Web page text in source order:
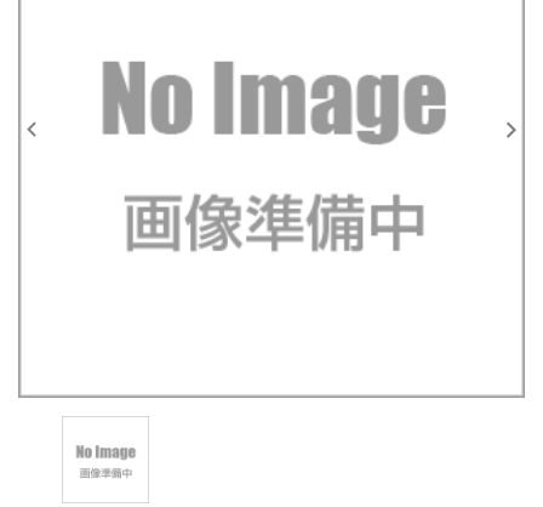
カプセルトイ
レンタル